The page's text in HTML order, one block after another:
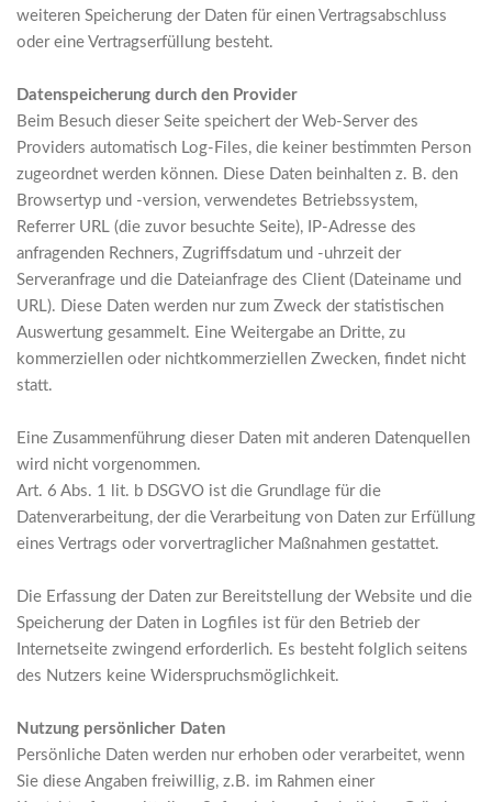
weiteren Speicherung der Daten für einen Vertragsabschluss
oder eine Vertragserfüllung besteht.
Datenspeicherung durch den Provider
Beim Besuch dieser Seite speichert der Web-Server des
Providers automatisch Log-Files, die keiner bestimmten Person
zugeordnet werden können. Diese Daten beinhalten z. B. den
Browsertyp und -version, verwendetes Betriebssystem,
Referrer URL (die zuvor besuchte Seite), IP-Adresse des
anfragenden Rechners, Zugriffsdatum und -uhrzeit der
Serveranfrage und die Dateianfrage des Client (Dateiname und
URL). Diese Daten werden nur zum Zweck der statistischen
Auswertung gesammelt. Eine Weitergabe an Dritte, zu
kommerziellen oder nichtkommerziellen Zwecken, findet nicht
statt.
Eine Zusammenführung dieser Daten mit anderen Datenquellen
wird nicht vorgenommen.
Art. 6 Abs. 1 lit. b DSGVO ist die Grundlage für die
Datenverarbeitung, der die Verarbeitung von Daten zur Erfüllung
eines Vertrags oder vorvertraglicher Maßnahmen gestattet.
Die Erfassung der Daten zur Bereitstellung der Website und die
Speicherung der Daten in Logfiles ist für den Betrieb der
Internetseite zwingend erforderlich. Es besteht folglich seitens
des Nutzers keine Widerspruchsmöglichkeit.
Nutzung persönlicher Daten
Persönliche Daten werden nur erhoben oder verarbeitet, wenn
Sie diese Angaben freiwillig, z.B. im Rahmen einer